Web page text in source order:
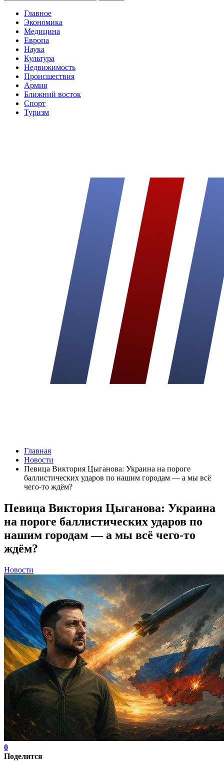
Главное
Экономика
Медицина
Европа
Наука
Культура
Недвижимость
Происшествия
Армия
Ближний восток
Спорт
Туризм
Главная
Новости
Певица Виктория Цыганова: Украина на пороге
баллистических ударов по нашим городам — а мы всё
чего-то ждём?
Певица Виктория Цыганова: Украина
на пороге баллистических ударов по
нашим городам — а мы всё чего-то
ждём?
Новости
0
Поделится